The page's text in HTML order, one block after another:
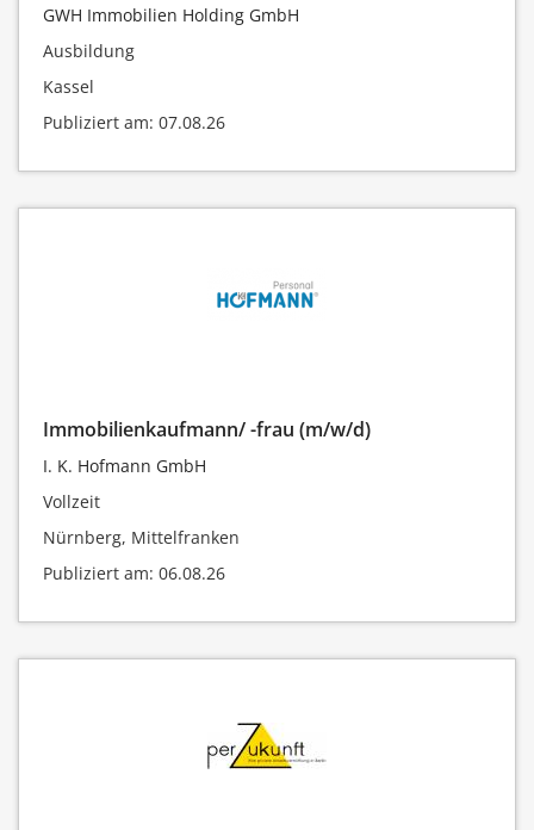
GWH Immobilien Holding GmbH
Ausbildung
Kassel
Publiziert am: 07.08.26
Immobilienkaufmann/ -frau (m/w/d)
I. K. Hofmann GmbH
Vollzeit
Nürnberg, Mittelfranken
Publiziert am: 06.08.26